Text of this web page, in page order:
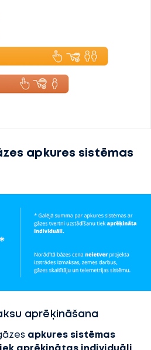
apkures sistēmas
aprēķināšana
apkures sistēmas